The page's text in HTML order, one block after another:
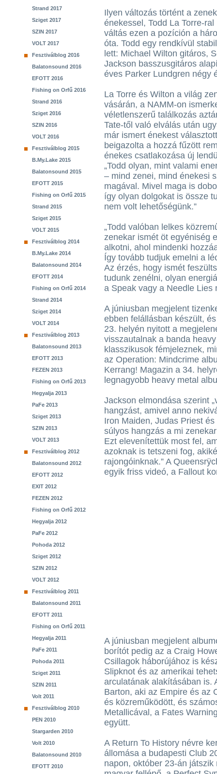
Strand 2017
Sziget 2017
SZIN 2017
VOLT 2017
Fesztiválblog 2016
Balatonsound 2016
EFOTT 2016
Fishing on Orfű 2016
Strand 2016
Sziget 2016
SZIN 2016
VOLT 2016
Fesztiválblog 2015
B.My.Lake 2015
Balatonsound 2015
EFOTT 2015
Fishing on Orfű 2015
Strand 2015
Sziget 2015
VOLT 2015
Fesztiválblog 2014
B.My.Lake 2014
Balatonsound 2014
EFOTT 2014
Fishing on Orfű 2014
Strand 2014
Sziget 2014
VOLT 2014
Fesztiválblog 2013
Balatonsound 2013
EFOTT 2013
FEZEN 2013
Fishing on Orfű 2013
Hegyalja 2013
PaFe 2013
Sziget 2013
SZIN 2013
VOLT 2013
Fesztiválblog 2012
Balatonsound 2012
EFOTT 2012
EXIT 2012
FEZEN 2012
Fishing on Orfű 2012
Hegyalja 2012
PaFe 2012
Pohoda 2012
Sziget 2012
SZIN 2012
VOLT 2012
Fesztiválblog 2011
Balatonsound 2011
EFOTT 2011
Fishing on Orfű 2011
Hegyalja 2011
PaFe 2011
Pohoda 2011
Sziget 2011
SZIN 2011
Volt 2011
Fesztiválblog 2010
PEN 2010
Stargarden 2010
Volt 2010
Balatonsound 2010
EFOTT 2010
Ilyen változás történt a
énekessel, Todd La Torre-
váltás ezen a pozíción a
óta. Todd egy rendkívül
lett: Michael Wilton gitáros,
Jackson basszusgitáros
éves Parker Lundgren négy
La Torre és Wilton a világ
vásárán, a NAMM-on
véletlenszerű találkozás
Tate-től való elválás után
már ismert énekest
beigazolta a hozzá fűzött
énekes csatlakozása új
„Todd olyan, mint valami
– mind zenei, mind énekesi
magával. Mivel maga is
így olyan dolgokat is össze
nem volt lehetőségünk.”
„Todd valóban lelkes
zenekar ismét öt egyéniség
alkotni, ahol mindenki
Így tovább tudjuk emelni a
Az érzés, hogy ismét
tudunk zenélni, olyan
a Speak vagy a Needle Lies
A júniusban megjelent
ebben felállásban készült,
23. helyén nyitott a
visszautalnak a banda
klasszikusok fémjeleznek,
az Operation: Mindcrime
Kerrang! Magazin a 34.
legnagyobb heavy metal
Jackson elmondása szerint
hangzást, amivel anno
Iron Maiden, Judas Priest
súlyos hangzás a mi
Ezt elevenítettük most fel,
azoknak is tetszeni fog,
rajongóinknak.” A
egyik friss videó, a Fallout
A júniusban megjelent
borítót pedig az a Craig
Csillagok háborújához is
Slipknot és az amerikai
arculatának alakításában is.
Barton, aki az Empire és az
és közreműködött, és
Metallicával, a Fates
együtt.
A Return To History névre
állomása a budapesti Club
napon, október 23-án